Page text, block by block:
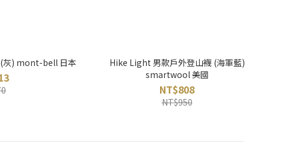
灰) mont-bell 日本
Hike Light 男款戶外登山襪 (海軍藍)
smartwool 美國
NT$808
NT$950